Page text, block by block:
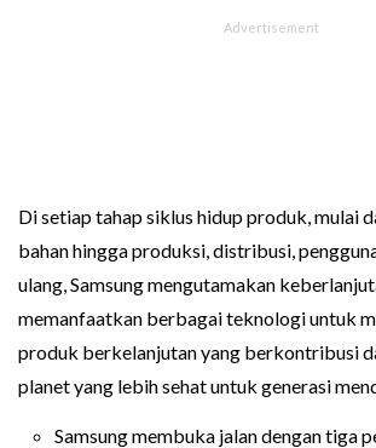
Di setiap tahap siklus hidup produk, mulai
bahan hingga produksi, distribusi,
ulang, Samsung mengutamakan
memanfaatkan berbagai teknologi untuk
produk berkelanjutan yang berkontribusi
planet yang lebih sehat untuk generasi
Samsung membuka jalan dengan tiga